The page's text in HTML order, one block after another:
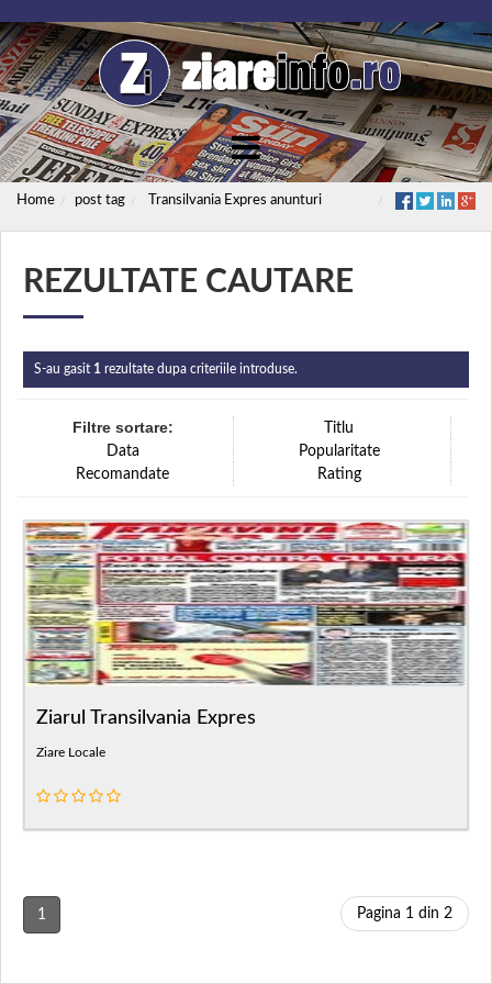
Home post tag Transilvania Expres anunturi
REZULTATE CAUTARE
S-au gasit 1 rezultate dupa criteriile introduse.
Filtre sortare:
Titlu
Data
Popularitate
Recomandate
Rating
Ziarul Transilvania Expres
Ziare Locale
1 Pagina 1 din 2